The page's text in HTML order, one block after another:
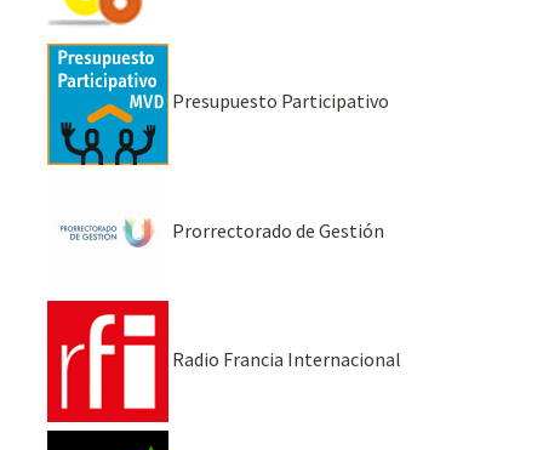
Presupuesto Participativo
Prorrectorado de Gestión
Radio Francia Internacional